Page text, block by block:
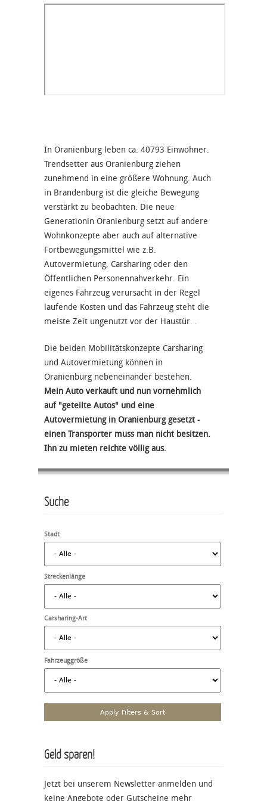
In Oranienburg leben ca. 40793 Einwohner.
Trendsetter aus Oranienburg ziehen
zunehmend in eine größere Wohnung. Auch
in Brandenburg ist die gleiche Bewegung
verstärkt zu beobachten. Die neue
Generationin Oranienburg setzt auf andere
Wohnkonzepte aber auch auf alternative
Fortbewegungsmittel wie z.B.
Autovermietung, Carsharing oder den
Öffentlichen Personennahverkehr. Ein
eigenes Fahrzeug verursacht in der Regel
laufende Kosten und das Fahrzeug steht die
meiste Zeit ungenutzt vor der Haustür. .
Die beiden Mobilitätskonzepte Carsharing
und Autovermietung können in
Oranienburg nebeneinander bestehen.
Mein Auto verkauft und nun vornehmlich
auf "geteilte Autos" und eine
Autovermietung in Oranienburg gesetzt -
einen Transporter muss man nicht besitzen.
Ihn zu mieten reichte völlig aus.
Suche
Stadt
Streckenlänge
Carsharing-Art
Fahrzeuggröße
Geld sparen!
Jetzt bei unserem Newsletter anmelden und
keine Angebote oder Gutscheine mehr